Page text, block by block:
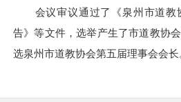
会议审议通过了《泉州市道教
告》等文件，选举产生了市道教协
选泉州市道教协会第五届理事会会长